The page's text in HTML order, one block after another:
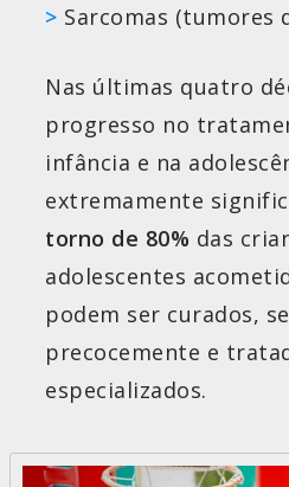
> Sarcomas (tumores
Nas últimas quatro
progresso no
infância e na
extremamente
torno de 80% das
adolescentes
podem ser curados,
precocemente e
especializados.